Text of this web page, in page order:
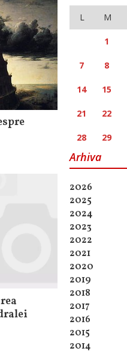
L M
1
7 8
14 15
21 22
28 29
Arhiva
2026
2025
2024
2023
2022
2021
2020
2019
2018
2017
2016
2015
2014